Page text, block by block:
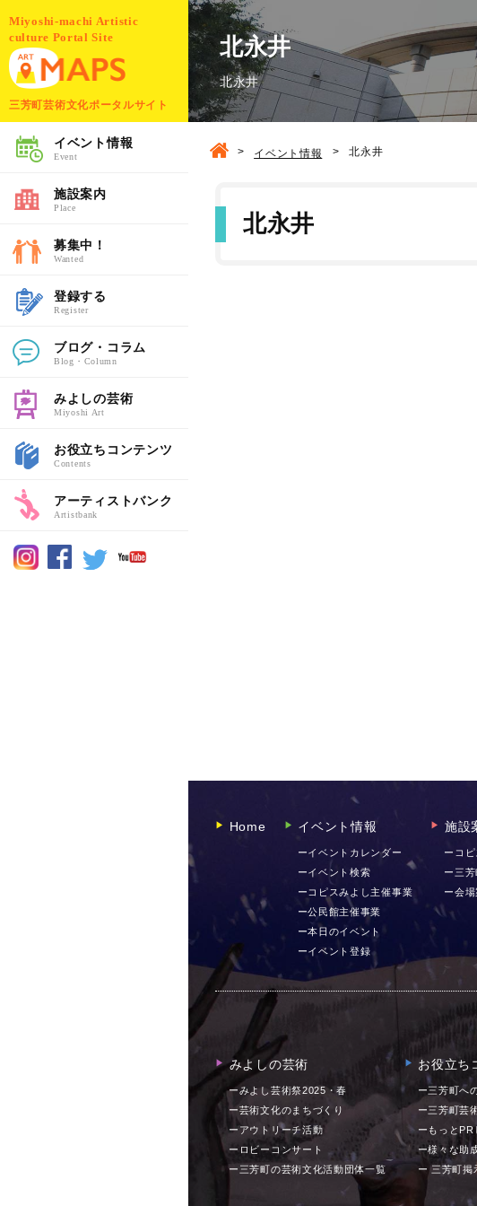
Miyoshi-machi Artistic
culture Portal Site
三芳町芸術文化ポータルサイト
イベント情報
Event
施設案内
Place
募集中！
Wanted
登録する
Register
ブログ・コラム
Blog・Column
みよしの芸術
Miyoshi Art
お役立ちコンテンツ
Contents
アーティストバンク
Artistbank
北永井
北永井
> イベント情報 > 北永井
北永井
▶︎ Home ▶︎ イベント情報
ーイベントカレンダー
ーイベント検索
ーコピスみよし主催事業
ー公民館主催事業
ー本日のイベント
ーイベント登録
▶︎ 施設
ーコ
ー三
ー会場
▶︎ みよしの芸術
ーみよし芸術祭2025・春
ー芸術文化のまちづくり
ーアウトリーチ活動
ーロビーコンサート
ー三芳町の芸術文化活動団体一覧
▶︎ お役立ち
ー三芳町へ
ー三芳町芸
ーもっとPR
ー様々な助
ー 三芳町掲